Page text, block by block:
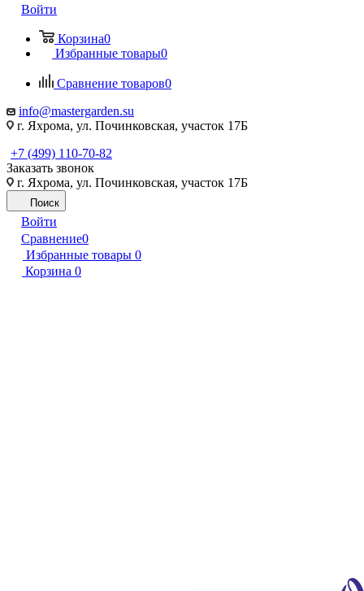
Войти
Корзина0
Избранные товары0
Сравнение товаров0
info@mastergarden.su
г. Яхрома, ул. Починковская, участок 17Б
+7 (499) 110-70-82
Заказать звонок
г. Яхрома, ул. Починковская, участок 17Б
Поиск
Войти
Сравнение0
Избранные товары 0
Корзина 0